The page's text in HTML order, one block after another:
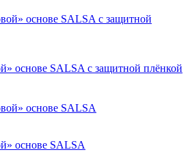
основе SALSA с защитной плёнкой
основе SALSA